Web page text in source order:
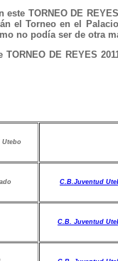
este TORNEO DE
el Torneo en el
no podía ser de otra
TORNEO DE REYES
C.B.Juventud
C.B. Juventud